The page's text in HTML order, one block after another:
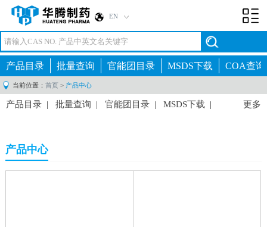
EN
产品目录 批量查询 官能团目录 MSDS下载 COA查询
当前位置： 首页 > 产品中心
更多
产品目录 | 批量查询 | 官能团目录 | MSDS下载 |
产品中心